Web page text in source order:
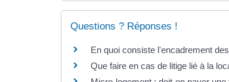
Questions ? Réponses !
En quoi consiste l'encadrement
Que faire en cas de litige lié à la